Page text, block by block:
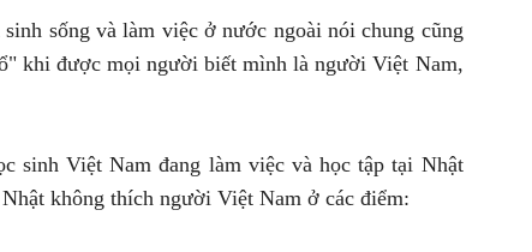
sống và làm việc ở nước ngoài nói chung cũng
khi được mọi người biết mình là người Việt Nam,
sinh Việt Nam đang làm việc và học tập tại Nhật
không thích người Việt Nam ở các điểm: